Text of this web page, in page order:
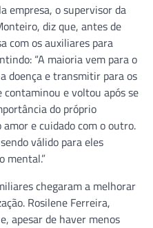
empresa, o supervisor da
diz que, antes de
com os auxiliares para
“A maioria vem para o
doença e transmitir para os
contaminou e voltou após se
do próprio
e cuidado com o outro.
válido para eles
mental.”
chegaram a melhorar
Rosilene Ferreira,
apesar de haver menos